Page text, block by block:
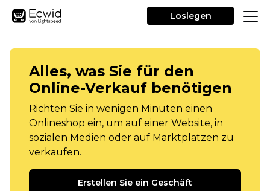
Loslegen
Alles, was Sie für den
Online-Verkauf benötigen
Richten Sie in wenigen Minuten einen
Onlineshop ein, um auf einer Website, in
sozialen Medien oder auf Marktplätzen zu
verkaufen.
Erstellen Sie ein Geschäft